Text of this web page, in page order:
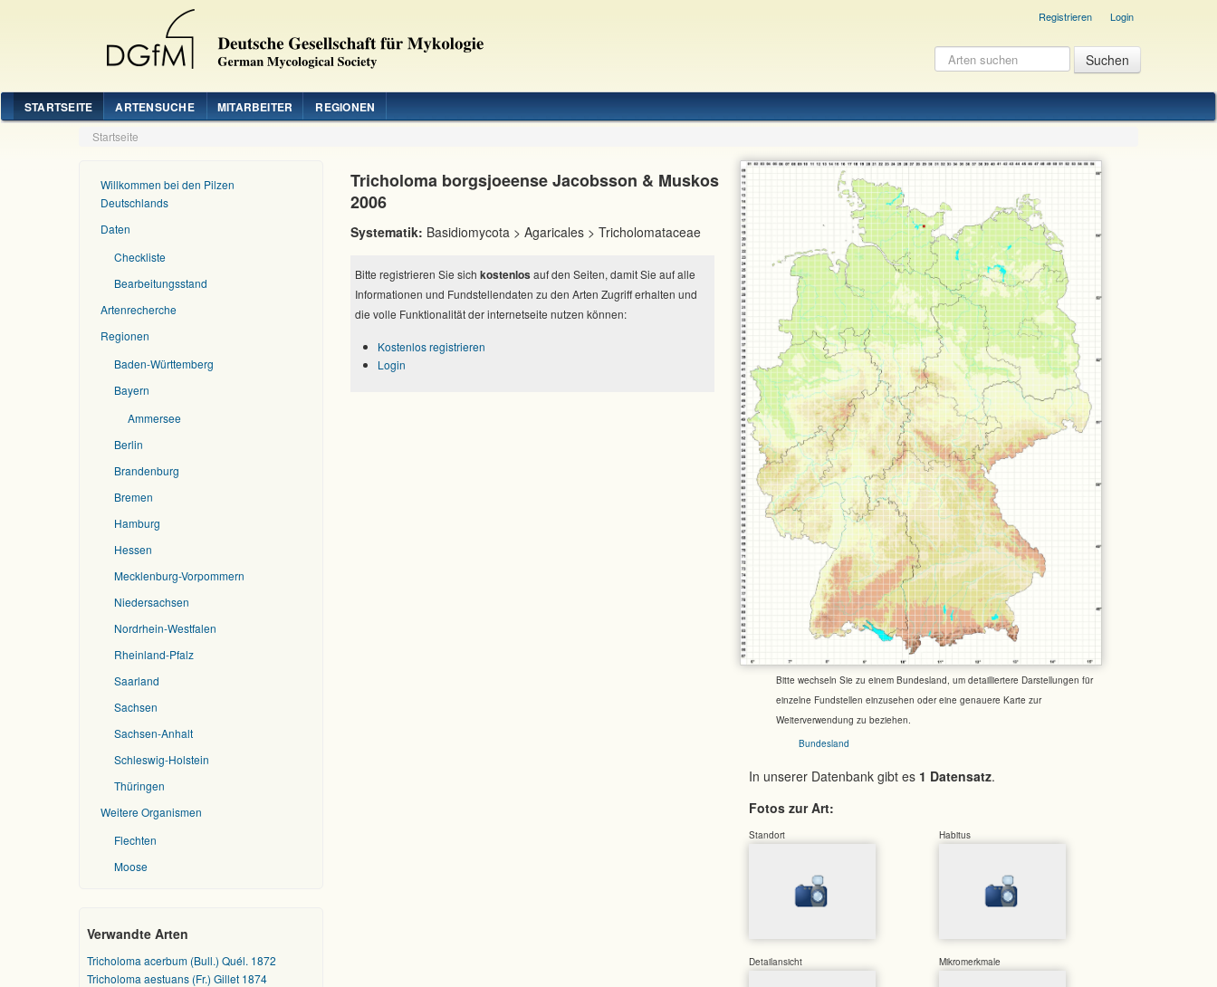
Registrieren Login
STARTSEITE ARTENSUCHE MITARBEITER REGIONEN
Startseite
Willkommen bei den Pilzen
Deutschlands
Daten
Checkliste
Bearbeitungsstand
Artenrecherche
Regionen
Baden-Württemberg
Bayern
Ammersee
Berlin
Brandenburg
Bremen
Hamburg
Hessen
Mecklenburg-Vorpommern
Niedersachsen
Nordrhein-Westfalen
Rheinland-Pfalz
Saarland
Sachsen
Sachsen-Anhalt
Schleswig-Holstein
Thüringen
Weitere Organismen
Flechten
Moose
Verwandte Arten
Tricholoma acerbum (Bull.) Quél. 1872
Tricholoma aestuans (Fr.) Gillet 1874
Bitte wechseln Sie zu einem Bundesland, um detailliertere Darstellungen für
einzelne Fundstellen einzusehen oder eine genauere Karte zur
Weiterverwendung zu beziehen.
Bundesland
In unserer Datenbank gibt es 1 Datensatz.
Fotos zur Art:
Standort Habitus
Detailansicht Mikromerkmale
Tricholoma borgsjoeense Jacobsson & Muskos
2006
Systematik: Basidiomycota > Agaricales > Tricholomataceae
Bitte registrieren Sie sich kostenlos auf den Seiten, damit Sie auf alle
Informationen und Fundstellendaten zu den Arten Zugriff erhalten und
die volle Funktionalität der internetseite nutzen können:
Kostenlos registrieren
Login